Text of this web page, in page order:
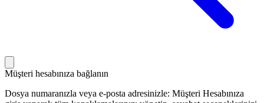
Müşteri hesabınıza bağlanın
Dosya numaranızla veya e-posta adresinizle: Müşteri Hesabınıza